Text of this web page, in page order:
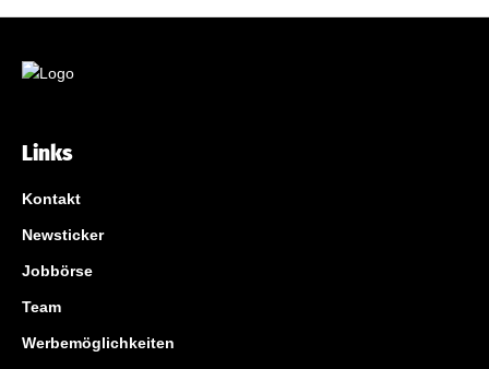
Links
Kontakt
Newsticker
Jobbörse
Team
Werbemöglichkeiten